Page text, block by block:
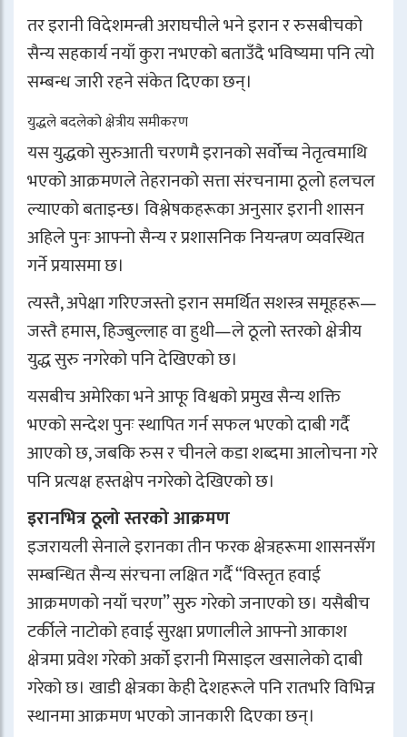
तर इरानी विदेशमन्त्री अराघचीले भने इरान र रुसबीचको
सैन्य सहकार्य नयाँ कुरा नभएको बताउँदै भविष्यमा पनि त्यो
सम्बन्ध जारी रहने संकेत दिएका छन्।
युद्धले बदलेको क्षेत्रीय समीकरण
यस युद्धको सुरुआती चरणमै इरानको सर्वोच्च नेतृत्वमाथि
भएको आक्रमणले तेहरानको सत्ता संरचनामा ठूलो हलचल
ल्याएको बताइन्छ। विश्लेषकहरूका अनुसार इरानी शासन
अहिले पुनः आफ्नो सैन्य र प्रशासनिक नियन्त्रण व्यवस्थित
गर्ने प्रयासमा छ।
त्यस्तै, अपेक्षा गरिएजस्तो इरान समर्थित सशस्त्र समूहहरू—
जस्तै हमास, हिज्बुल्लाह वा हुथी—ले ठूलो स्तरको क्षेत्रीय
युद्ध सुरु नगरेको पनि देखिएको छ।
यसबीच अमेरिका भने आफू विश्वको प्रमुख सैन्य शक्ति
भएको सन्देश पुनः स्थापित गर्न सफल भएको दाबी गर्दै
आएको छ, जबकि रुस र चीनले कडा शब्दमा आलोचना गरे
पनि प्रत्यक्ष हस्तक्षेप नगरेको देखिएको छ।
इरानभित्र ठूलो स्तरको आक्रमण
इजरायली सेनाले इरानका तीन फरक क्षेत्रहरूमा शासनसँग
सम्बन्धित सैन्य संरचना लक्षित गर्दै “विस्तृत हवाई
आक्रमणको नयाँ चरण” सुरु गरेको जनाएको छ। यसैबीच
टर्कीले नाटोको हवाई सुरक्षा प्रणालीले आफ्नो आकाश
क्षेत्रमा प्रवेश गरेको अर्को इरानी मिसाइल खसालेको दाबी
गरेको छ। खाडी क्षेत्रका केही देशहरूले पनि रातभरि विभिन्न
स्थानमा आक्रमण भएको जानकारी दिएका छन्।